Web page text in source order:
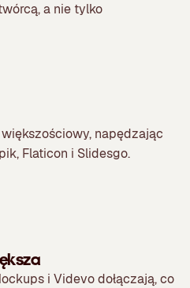
a nie tylko
napędzając
Flaticon i Slidesgo.
i Videvo dołączają, co